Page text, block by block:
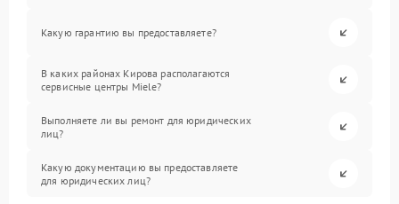
Какую гарантию вы предоставляете?
В каких районах Кирова располагаются
сервисные центры Miele?
Выполняете ли вы ремонт для юридических
лиц?
Какую документацию вы предоставляете
для юридических лиц?